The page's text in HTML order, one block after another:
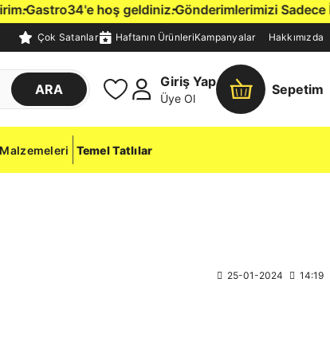
Gastro34'e hoş geldiniz.Gönderimlerimizi Sadece
Çok Satanlar Haftanın ÜrünleriKampanyalar Hakkımızda
ARA
Giriş Yap
Üye Ol
Sepetim
Temel Tatlılar
25-01-2024 14:19